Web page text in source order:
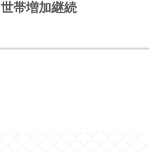
世帯増加継続